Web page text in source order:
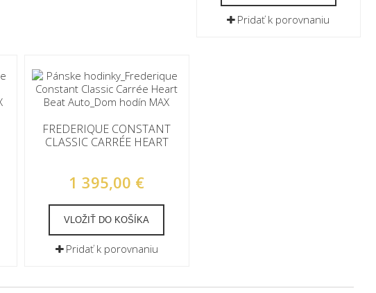
Pridať k porovnaniu
FREDERIQUE CONSTANT
CLASSIC CARRÉE HEART
1 395,00 €
VLOŽIŤ DO KOŠÍKA
Pridať k porovnaniu